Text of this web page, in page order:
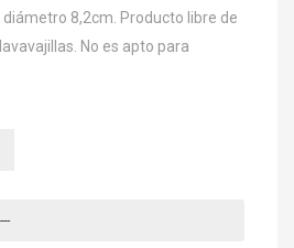
diámetro 8,2cm. Producto libre de
No es apto para